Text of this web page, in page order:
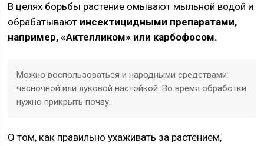
В целях борьбы растение омывают мыльной водой и
обрабатывают инсектицидными препаратами,
например, «Актелликом» или карбофосом.
Можно воспользоваться и народными средствами:
чесночной или луковой настойкой. Во время обработки
нужно прикрыть почву.
О том, как правильно ухаживать за растением,